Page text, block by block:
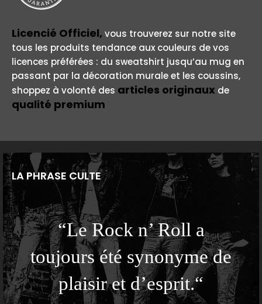
Licencié Officiel, vous trouverez sur notre site
tous les produits tendance aux couleurs de vos
licences préférées : du sweatshirt jusqu’au mug en
passant par la décoration murale et les coussins,
shoppez à volonté des articles originaux de
qualité premium
LA PHRASE CULTE
“Le Rock n’ Roll a
toujours été synonyme de
plaisir et d’esprit.“